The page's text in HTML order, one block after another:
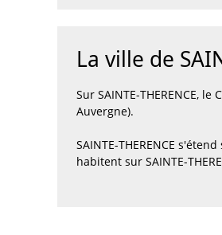
La ville de
Sur SAINTE-THERENCE,
Auvergne).
SAINTE-THERENCE
habitent sur SAINTE-